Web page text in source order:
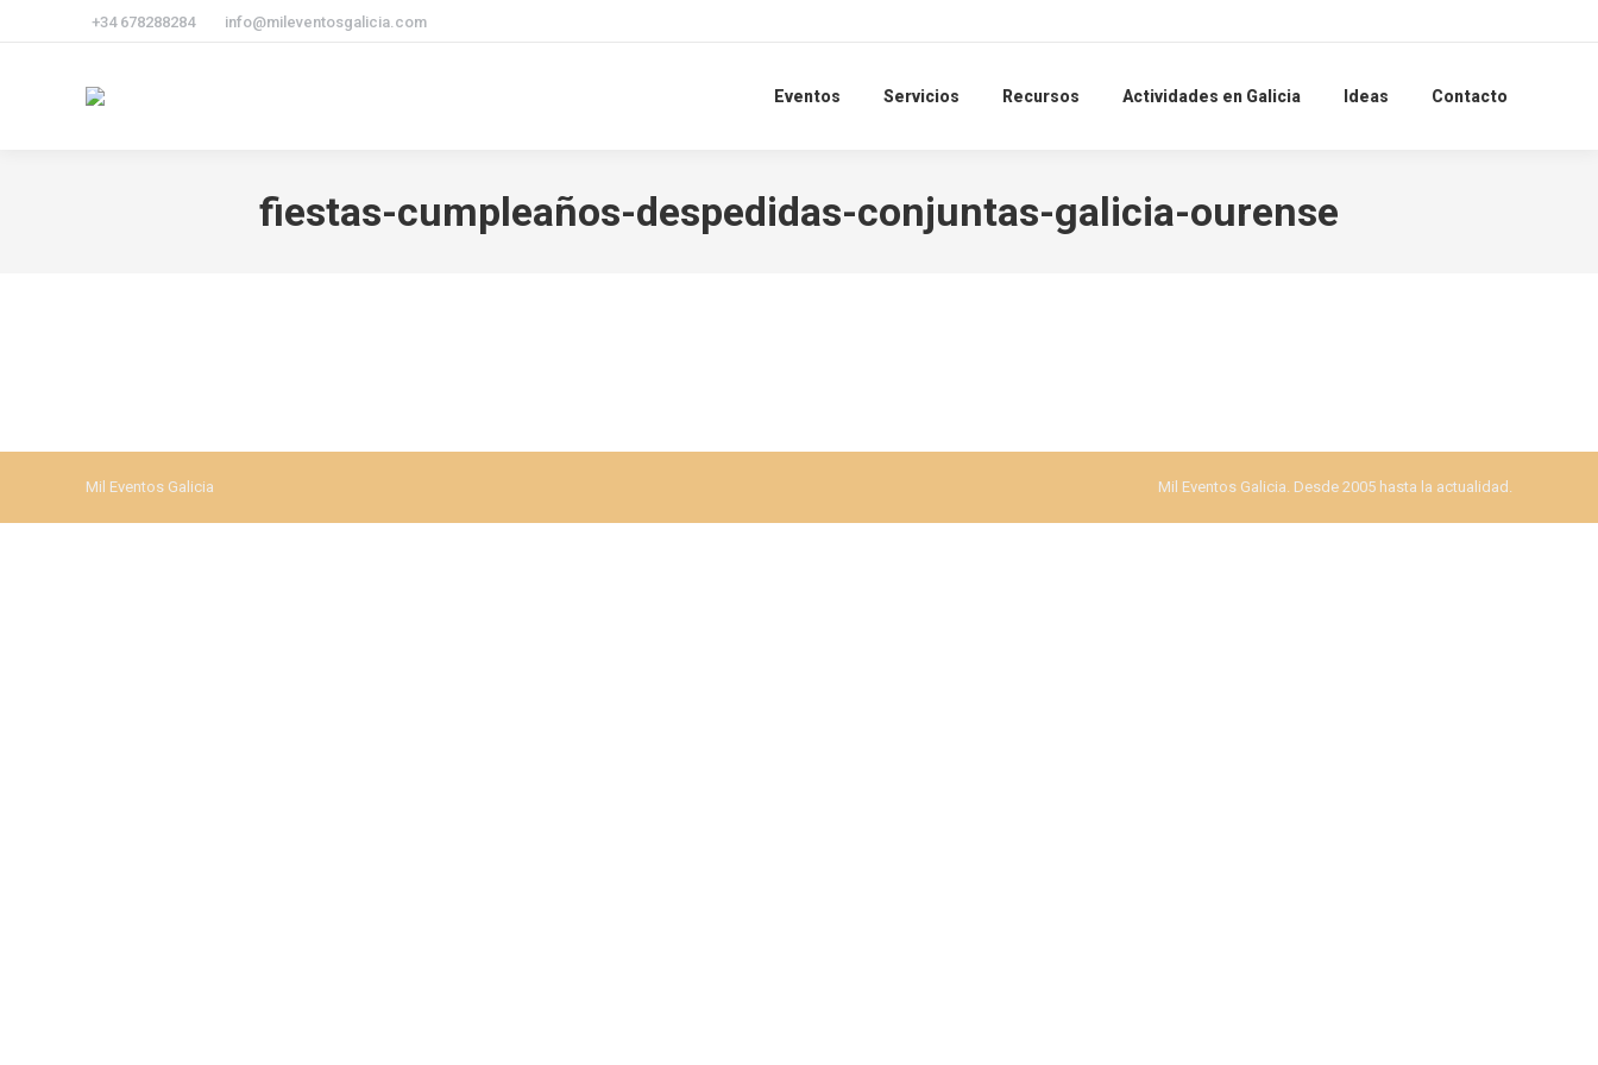
+34 678288284 info@mileventosgalicia.com
Eventos Servicios Recursos Actividades en Galicia Ideas Contacto
fiestas-cumpleaños-despedidas-conjuntas-galicia-ourense
Mil Eventos Galicia Mil Eventos Galicia. Desde 2005 hasta la actualidad.